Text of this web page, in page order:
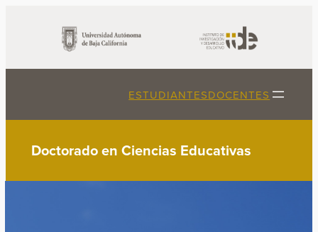
ESTUDIANTESDOCENTES
Doctorado en Ciencias Educativas